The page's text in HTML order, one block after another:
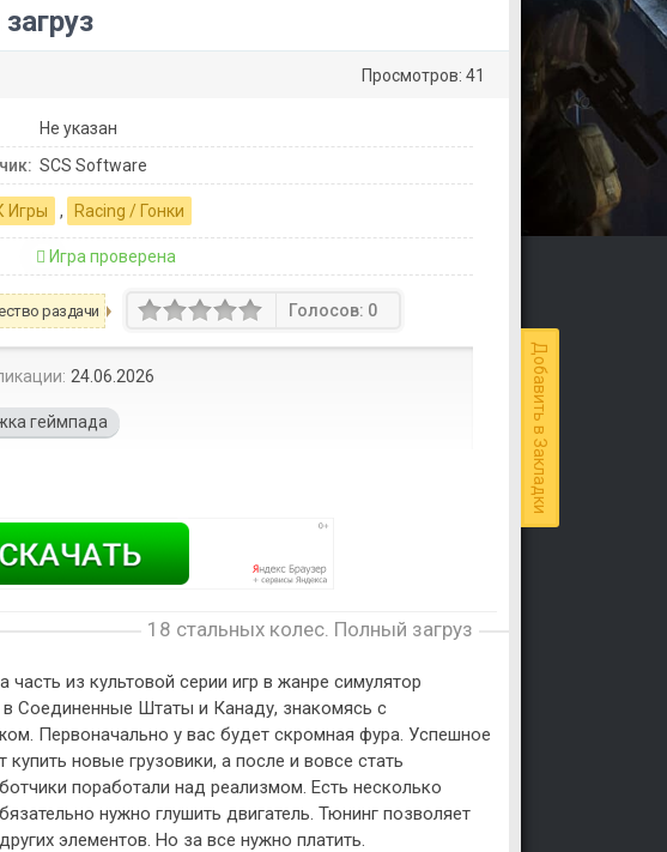
Добавить в Закладки
Просмотров: 41
Не указан
SCS Software
Игры , Racing / Гонки
Игра проверена
раздачи Голосов: 0
24.06.2026
геймпада
18 стальных колес. Полный загруз
из культовой серии игр в жанре симулятор
Соединенные Штаты и Канаду, знакомясь с
Первоначально у вас будет скромная фура. Успешное
новые грузовики, а после и вовсе стать
поработали над реализмом. Есть несколько
нужно глушить двигатель. Тюнинг позволяет
элементов. Но за все нужно платить.